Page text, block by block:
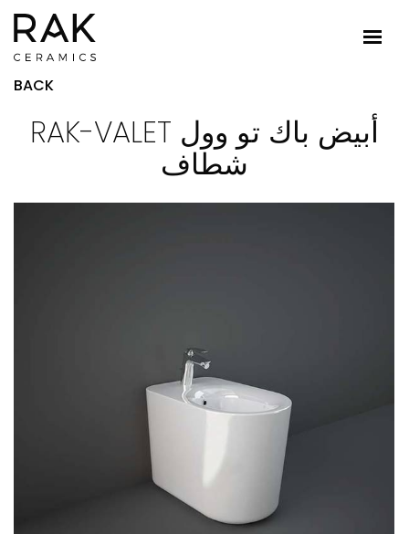
BACK
RAK-VALET أبيض باك تو وول
شطاف